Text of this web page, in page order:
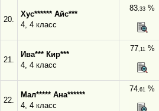
20.
Хус****** Айс***
4, 4 класс
83,33 %
21.
Ива*** Кир***
4, 4 класс
77,11%
22.
Мал***** Ана******
4, 4 класс
74,61 %